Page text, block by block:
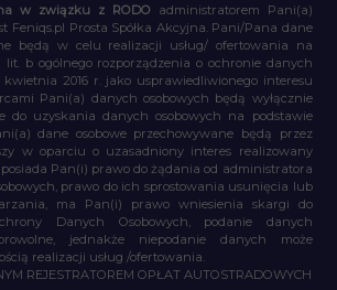
w związku z RODO administratorem Pani(a)
Feniqs.pl Prosta Spółka Akcyjna. Pani/Pana dane
będą w celu realizacji usług/ ofertowania na
lit. b ogólnego rozporządzenia o ochronie danych
2016 r. jako usprawiedliwionego interesu
Pani(a) danych osobowych będą wyłącznie
do uzyskania danych osobowych na podstawie
dane osobowe przechowywane będą przez
w oparciu o uzasadniony interes realizowany
Pan(i) prawo do żądania od administratora
prawo do ich sprostowania usunięcia lub
ma Pan(i) prawo wniesienia skargi do
Danych Osobowych, podanie danych
jednakże niepodanie danych może
realizacji usług /ofertowania.
REJESTRATOREM OPŁAT AUTOSTRADOWYCH